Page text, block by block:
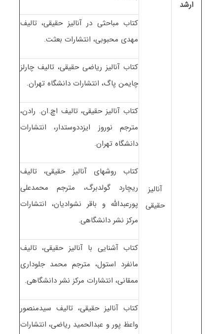
ارشد
آنالیز
حقیقی
کتاب مباحثی در آنالیز حقیقی، تالیف
مهدی محبوبی، انتشارات بعثت.
کتاب آنالیز ریاضی حقیقی، تالیف چارلز
چایمن پاگ، انتشارات دانشگاه تهران.
کتاب آنالیز حقیقی، تالیف اچ.ان. رادن،
مترجم نوروز ایزددوستدار، انتشارات
دانشگاه تهران.
کتاب روشهای آنالیز حقیقی، تالیف
ریچارد گولدبرگ، مترجم محمدعلی
پورعبدالله و باقر نشوادیان، انتشارات
مرکز نشر دانشگاهی.
کتاب آشنایی با آنالیز حقیقی، تالیف
مانفرد استول، مترجم محمد جلوداری
ممقانی، انتشارات مرکز نشر دانشگاهی.
کتاب آنالیز حقیقی، تالیف سیدمنصور
واعظ پور و عبدالحمید ریاضی، انتشارات